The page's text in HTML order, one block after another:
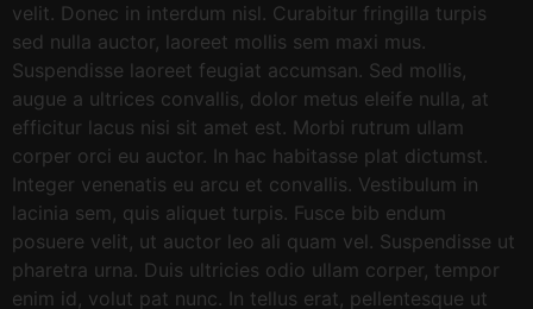
velit. Donec in interdum nisl. Curabitur fringilla turpis
sed nulla auctor, laoreet mollis sem maxi mus.
Suspendisse laoreet feugiat accumsan. Sed mollis,
augue a ultrices convallis, dolor metus eleife nulla, at
efficitur lacus nisi sit amet est. Morbi rutrum ullam
corper orci eu auctor. In hac habitasse plat dictumst.
Integer venenatis eu arcu et convallis. Vestibulum in
lacinia sem, quis aliquet turpis. Fusce bib endum
posuere velit, ut auctor leo ali quam vel. Suspendisse ut
pharetra urna. Duis ultricies odio ullam corper, tempor
enim id, volut pat nunc. In tellus erat, pellentesque ut